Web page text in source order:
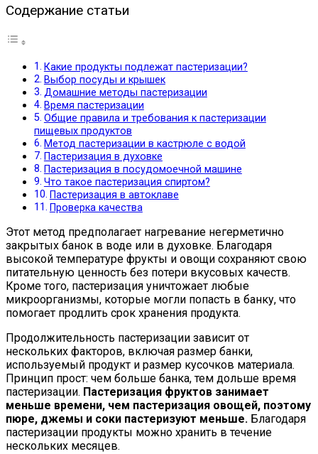
Содержание статьи
Какие продукты подлежат пастеризации?
Выбор посуды и крышек
Домашние методы пастеризации
Время пастеризации
Общие правила и требования к пастеризации
пищевых продуктов
Метод пастеризации в кастрюле с водой
Пастеризация в духовке
Пастеризация в посудомоечной машине
Что такое пастеризация спиртом?
Пастеризация в автоклаве
Проверка качества
Этот метод предполагает нагревание негерметично
закрытых банок в воде или в духовке. Благодаря
высокой температуре фрукты и овощи сохраняют свою
питательную ценность без потери вкусовых качеств.
Кроме того, пастеризация уничтожает любые
микроорганизмы, которые могли попасть в банку, что
помогает продлить срок хранения продукта.
Продолжительность пастеризации зависит от
нескольких факторов, включая размер банки,
используемый продукт и размер кусочков материала.
Принцип прост: чем больше банка, тем дольше время
пастеризации. Пастеризация фруктов занимает
меньше времени, чем пастеризация овощей, поэтому
пюре, джемы и соки пастеризуют меньше. Благодаря
пастеризации продукты можно хранить в течение
нескольких месяцев.